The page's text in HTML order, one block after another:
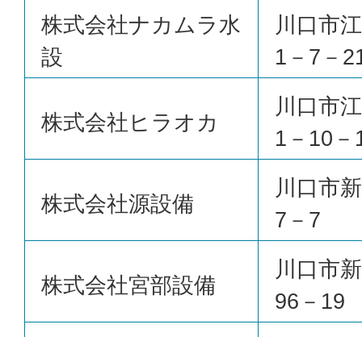
株式会社ナカムラ水
設
川口市
1－7－
株式会社ヒラオカ
川口市
1－10－
株式会社源設備
川口市
7－7
株式会社宮部設備
川口市
96－19